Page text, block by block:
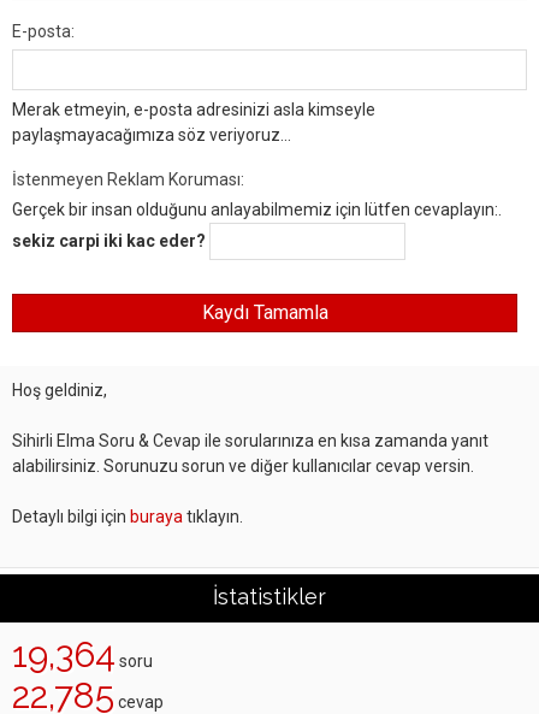
E-posta:
Merak etmeyin, e-posta adresinizi asla kimseyle
paylaşmayacağımıza söz veriyoruz...
İstenmeyen Reklam Koruması:
Gerçek bir insan olduğunu anlayabilmemiz için lütfen cevaplayın:.
sekiz carpi iki kac eder?
Hoş geldiniz,
Sihirli Elma Soru & Cevap ile sorularınıza en kısa zamanda yanıt
alabilirsiniz. Sorunuzu sorun ve diğer kullanıcılar cevap versin.
Detaylı bilgi için buraya tıklayın.
İstatistikler
19,364 soru
22,785 cevap